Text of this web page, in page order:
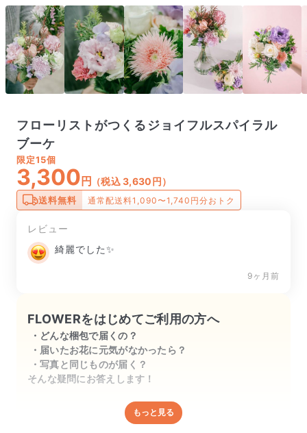
フローリストがつくるジョイフルスパイラル
ブーケ
限定15個
3,300 円 （税込 3,630円）
送料無料 通常配送料1,090〜1,740円分おトク
レビュー
綺麗でした✨
9ヶ月前
FLOWERをはじめてご利用の方へ
どんな梱包で届くの？
届いたお花に元気がなかったら？
写真と同じものが届く？
そんな疑問にお答えします！
どんな梱包で届くの？
もっと見る